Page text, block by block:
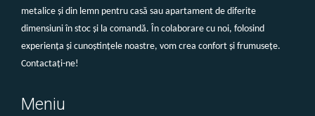
metalice și din lemn pentru casă sau apartament de diferite
dimensiuni în stoc și la comandă. În colaborare cu noi, folosind
experiența și cunoștințele noastre, vom crea confort și frumusețe.
Contactați-ne!
Meniu